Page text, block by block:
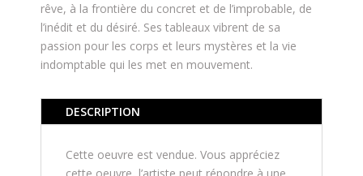
rêve, à la frontière du concret et de l’improbable, de
l’inédit et du désiré. Ses tableaux vibrent de sa
passion pour les corps et leurs mystères et la vie
indomptable qui les met en mouvement.
DESCRIPTION
Cette oeuvre est vendue. Vous appréciez